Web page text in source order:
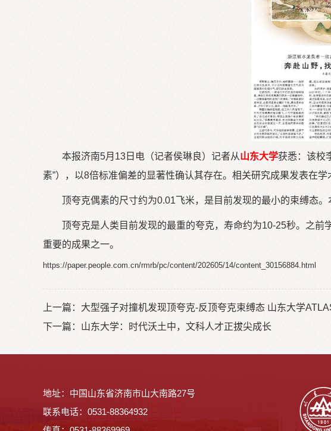
本报济南5月13日电（记者侯琳良）记者从 山东大学获悉：该校
素”），以8倍标准偏差的显著性确认其存在。相关研究成果发表在学
顶夸克偶素的尺寸约为0.01飞米，是目前发现的最小的束缚态
顶夸克是人类目前发现的最重的夸克，寿命约为10-25秒。之
重要的成果之一。
https://paper.people.com.cn/rmrb/pc/content/202605/14/content_30156884.html
上一篇： 大型强子对撞机发现顶夸克-反顶夸克束缚态 山东大学
下一篇： 山东大学：时代沃土中，文科人才正拔尖成长
地址：中国山东省济南市山大南路27号
联系电话：0531-88364932